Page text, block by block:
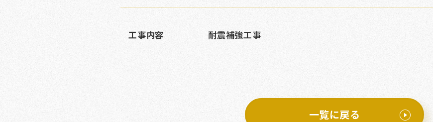
工事内容 耐震補強工事
一覧に戻る